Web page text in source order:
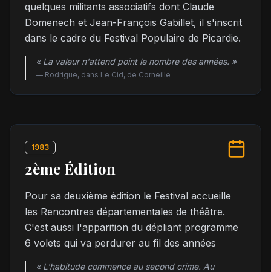
quelques militants associatifs dont Claude
Domenech et Jean-François Gabillet, il s'inscrit
dans le cadre du Festival Populaire de Picardie.
« La valeur n'attend point le nombre des années. »
— Rodrigue, dans Le Cid, de Corneille
1983
2ème Édition
Pour sa deuxième édition le Festival accueille
les Rencontres départementales de théâtre.
C'est aussi l'apparition du dépliant programme
6 volets qui va perdurer au fil des années
« L'habitude commence au second crime. Au